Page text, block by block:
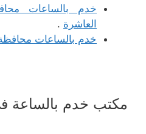
خدم بالساعات
العاشرة .
خدم بالساعات محافظة
مكتب خدم بالساعة